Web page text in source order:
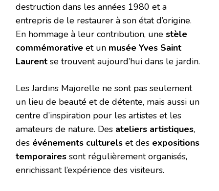
destruction dans les années 1980 et a
entrepris de le restaurer à son état d’origine.
En hommage à leur contribution, une stèle
commémorative et un musée Yves Saint
Laurent se trouvent aujourd’hui dans le jardin.
Les Jardins Majorelle ne sont pas seulement
un lieu de beauté et de détente, mais aussi un
centre d’inspiration pour les artistes et les
amateurs de nature. Des ateliers artistiques,
des événements culturels et des expositions
temporaires sont régulièrement organisés,
enrichissant l’expérience des visiteurs.